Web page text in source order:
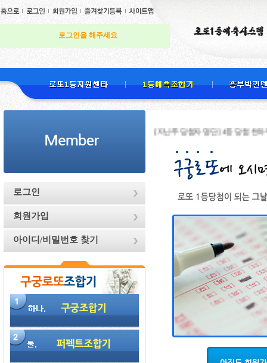
로그인을 해주세요
로그인
회원가입
아이디/비밀번호 찾기
[지난주 당첨자 명단] 4등 당첨 천하무적